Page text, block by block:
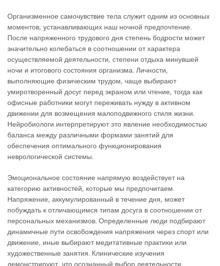
Организменное самочувствие тела служит одним из основных
моментов, устанавливающих наш ночной предпочтение.
После напряженного трудового дня степень бодрости может
значительно колебаться в соотношении от характера
осуществляемой деятельности, степени отдыха минувшей
ночи и итогового состояния организма. Личности,
выполняющие физическим трудом, чаще выбирают
умиротворенный досуг перед экраном или чтение, тогда как
офисные работники могут переживать нужду в активном
движении для возмещения малоподвижного стиля жизни.
Нейробиологи интерпретируют это явление необходимостью
баланса между различными формами занятий для
обеспечения оптимального функционирования
неврологической системы.
Эмоциональное состояние напрямую воздействует на
категорию активностей, которые мы предпочитаем.
Напряжение, аккумулированный в течение дня, может
побуждать к отличающимся типам досуга в соотношении от
персональных механизмов. Определенные люди подбирают
динамичные пути освобождения напряжения через спорт или
движение, иные выбирают медитативные практики или
художественные занятия. Клинические изучения
демонстрируют, что осознанный выбор деятельности,